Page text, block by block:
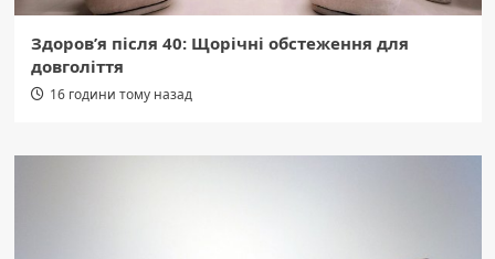
Здоров’я після 40: Щорічні обстеження для
довголіття
16 години тому назад